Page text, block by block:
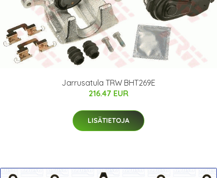
Jarrusatula TRW BHT269E
216.47 EUR
LISÄTIETOJA